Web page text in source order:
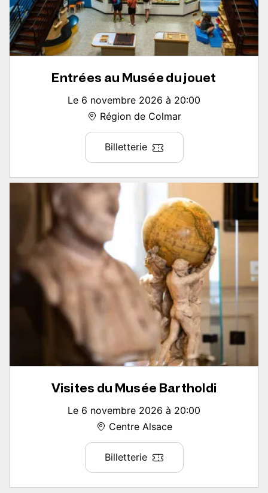
Entrées au Musée du jouet
Le 6 novembre 2026 à 20:00
Région de Colmar
Billetterie
Visites du Musée Bartholdi
Le 6 novembre 2026 à 20:00
Centre Alsace
Billetterie